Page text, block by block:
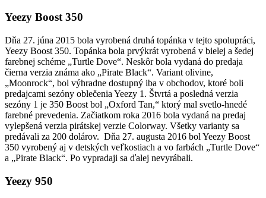
Yeezy Boost 350
Dňa 27. júna 2015 bola vyrobená druhá topánka v tejto spolupráci,
Yeezy Boost 350. Topánka bola prvýkrát vyrobená v bielej a šedej
farebnej schéme „Turtle Dove“. Neskôr bola vydaná do predaja
čierna verzia známa ako „Pirate Black“. Variant olivine,
„Moonrock“, bol výhradne dostupný iba v obchodov, ktoré boli
predajcami sezóny oblečenia Yeezy 1. Štvrtá a posledná verzia
sezóny 1 je 350 Boost bol „Oxford Tan,“ ktorý mal svetlo-hnedé
farebné prevedenia. Začiatkom roka 2016 bola vydaná na predaj
vylepšená verzia pirátskej verzie Colorway. Všetky varianty sa
predávali za 200 dolárov. Dňa 27. augusta 2016 bol Yeezy Boost
350 vyrobený aj v detských veľkostiach a vo farbách „Turtle Dove“
a „Pirate Black“. Po vypradaji sa ďalej nevyrábali.
Yeezy 950